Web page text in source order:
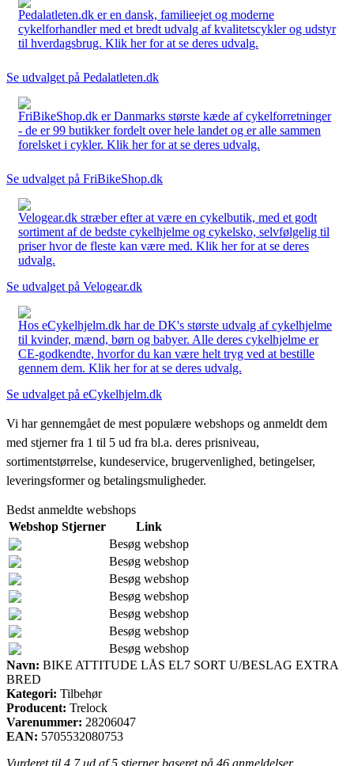
Pedalatleten.dk er en dansk, familieejet og moderne
cykelforhandler med et bredt udvalg af kvalitetscykler og udstyr
til hverdagsbrug. Klik her for at se deres udvalg.
Se udvalget på Pedalatleten.dk
FriBikeShop.dk er Danmarks største kæde af cykelforretninger
- de er 99 butikker fordelt over hele landet og er alle sammen
forelsket i cykler. Klik her for at se deres udvalg.
Se udvalget på FriBikeShop.dk
Velogear.dk stræber efter at være en cykelbutik, med et godt
sortiment af de bedste cykelhjelme og cykelsko, selvfølgelig til
priser hvor de fleste kan være med. Klik her for at se deres
udvalg.
Se udvalget på Velogear.dk
Hos eCykelhjelm.dk har de DK's største udvalg af cykelhjelme
til kvinder, mænd, børn og babyer. Alle deres cykelhjelme er
CE-godkendte, hvorfor du kan være helt tryg ved at bestille
gennem dem. Klik her for at se deres udvalg.
Se udvalget på eCykelhjelm.dk
Vi har gennemgået de mest populære webshops og anmeldt dem
med stjerner fra 1 til 5 ud fra bl.a. deres prisniveau,
sortimentstørrelse, kundeservice, brugervenlighed, betingelser,
leveringsformer og betalingsmuligheder.
Bedst anmeldte webshops
Webshop Stjerner
Link
Besøg webshop
Besøg webshop
Besøg webshop
Besøg webshop
Besøg webshop
Besøg webshop
Besøg webshop
Navn: BIKE ATTITUDE LÅS EL7 SORT U/BESLAG EXTRA
BRED
Kategori: Tilbehør
Producent: Trelock
Varenummer: 28206047
EAN: 5705532080753
Vurderet til 4.7ud af 5 stjerner baseret på 46 anmeldelser